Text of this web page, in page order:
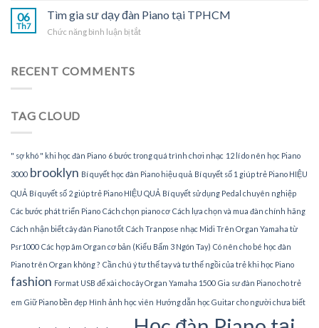
Piano
gia
dạy
06
Th7
Tìm gia sư dạy đàn Piano tại TPHCM
Chức năng bình luận bị tắtở
RECENT COMMENTS
TAG CLOUD
" sợ khó " khi học đàn Piano 6 bước trong quá trình chơi nhạc 12 lí do nên học Piano
3000 brooklyn Bí quyết học đàn Piano hiệu quả Bí quyết số 1 giúp trẻ Piano HIỆU
QUẢ Bí quyết số 2 giúp trẻ Piano HIỆU QUẢ Bí quyết sử dụng Pedal chuyên nghiệp
Các bước phát triển Piano Cách chọn piano cơ Cách lựa chọn và mua đàn chính hãng
Cách nhận biết cây đàn Piano tốt Cách Tranpose nhạc Midi Trên Organ Yamaha từ
Psr1000 Các hợp âm Organ cơ bản (Kiểu Bấm 3 Ngón Tay) Có nên cho bé học đàn
Piano trên Organ không ? Cần chú ý tư thế tay và tư thế ngồi của trẻ khi học Piano
fashion Format USB để xài cho cây Organ Yamaha 1500 Gia sư đàn Piano cho trẻ
em Giữ Piano bền đẹp Hình ảnh học viên Hướng dẫn học Guitar cho người chưa biết